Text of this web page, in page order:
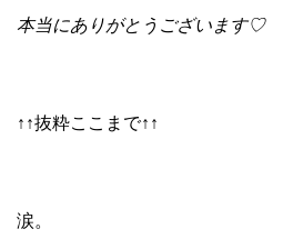
本当にありがとうございます♡
↑↑抜粋ここまで↑↑
涙。